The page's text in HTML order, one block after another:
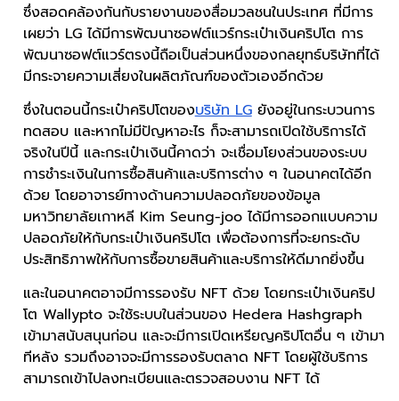
ซึ่งสอดคล้องกันกับรายงานของสื่อมวลชนในประเทศ ที่มีการ
เผยว่า LG ได้มีการพัฒนาซอฟต์แวร์กระเป๋าเงินคริปโต การ
พัฒนาซอฟต์แวร์ตรงนี้ถือเป็นส่วนหนึ่งของกลยุทธ์บริษัทที่ได้
มีกระจายความเสี่ยงในผลิตภัณฑ์ของตัวเองอีกด้วย
ซึ่งในตอนนี้กระเป๋าคริปโตของบริษัท LGยังอยู่ในกระบวนการ
ทดสอบ และหากไม่มีปัญหาอะไร ก็จะสามารถเปิดใช้บริการได้
จริงในปีนี้ และกระเป๋าเงินนี้คาดว่า จะเชื่อมโยงส่วนของระบบ
การชำระเงินในการซื้อสินค้าและบริการต่าง ๆ ในอนาคตได้อีก
ด้วย โดยอาจารย์ทางด้านความปลอดภัยของข้อมูล
มหาวิทยาลัยเกาหลี Kim Seung-joo ได้มีการออกแบบความ
ปลอดภัยให้กับกระเป๋าเงินคริปโต เพื่อต้องการที่จะยกระดับ
ประสิทธิภาพให้กับการซื้อขายสินค้าและบริการให้ดีมากยิ่งขึ้น
และในอนาคตอาจมีการรองรับ NFT ด้วย โดยกระเป๋าเงินคริป
โต Wallypto จะใช้ระบบในส่วนของ Hedera Hashgraph
เข้ามาสนับสนุนก่อน และจะมีการเปิดเหรียญคริปโตอื่น ๆ เข้ามา
ทีหลัง รวมถึงอาจจะมีการรองรับตลาด NFT โดยผู้ใช้บริการ
สามารถเข้าไปลงทะเบียนและตรวจสอบงาน NFT ได้